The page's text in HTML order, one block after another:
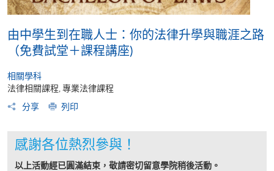
由中學生到在職人士：你的法律升學與職涯之路
（免費試堂＋課程講座)
相關學科
法律相關課程, 專業法律課程
分享
列印
感謝各位熱烈參與！
以上活動經已圓滿結束，敬請密切留意學院稍後活動。